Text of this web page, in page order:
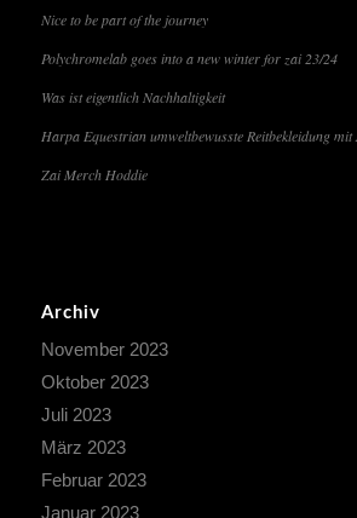
Nice to be part of the journey
Polychromelab goes into a new winter for zai 23/24
Was ist eigentlich Nachhaltigkeit
Harpa Equestrian umweltbewusste Reitbekleidung mit
Zai Merch Hoddie
Archiv
November 2023
Oktober 2023
Juli 2023
März 2023
Februar 2023
Januar 2023